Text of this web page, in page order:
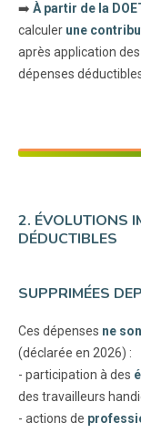
➡️ À partir de la
calculer une
après application
dépenses
2. ÉVOLUTIONS
DÉDUCTIBLES
SUPPRIMÉES
Ces dépenses ne
(déclarée en 2026) :
- participation à des
des travailleurs
- actions de